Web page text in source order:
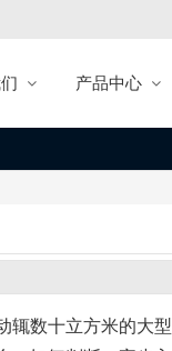
产品中心
辄数十立方米的大型